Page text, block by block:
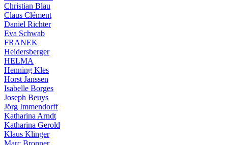
Christian Blau
Claus Clément
Daniel Richter
Eva Schwab
FRANEK
Heidersberger
HELMA
Henning Kles
Horst Janssen
Isabelle Borges
Joseph Beuys
Jörg Immendorff
Katharina Arndt
Katharina Gerold
Klaus Klinger
Marc Bronner